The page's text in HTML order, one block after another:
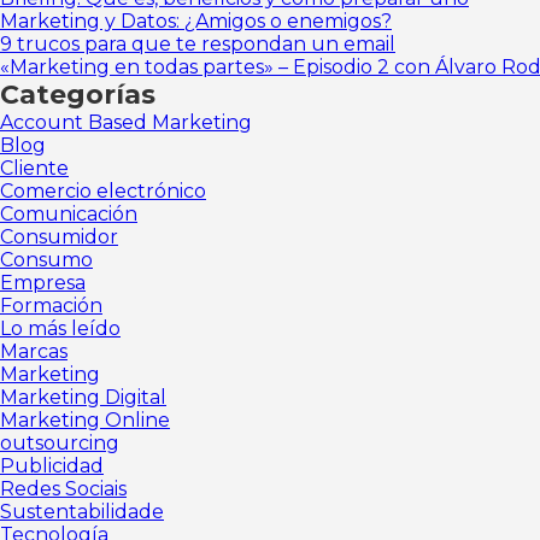
Marketing y Datos: ¿Amigos o enemigos?
9 trucos para que te respondan un email
«Marketing en todas partes» – Episodio 2 con Álvaro
Categorías
Account Based Marketing
Blog
Cliente
Comercio electrónico
Comunicación
Consumidor
Consumo
Empresa
Formación
Lo más leído
Marcas
Marketing
Marketing Digital
Marketing Online
outsourcing
Publicidad
Redes Sociais
Sustentabilidade
Tecnología